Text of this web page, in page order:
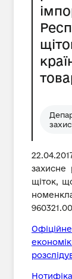
захисне
щіток,